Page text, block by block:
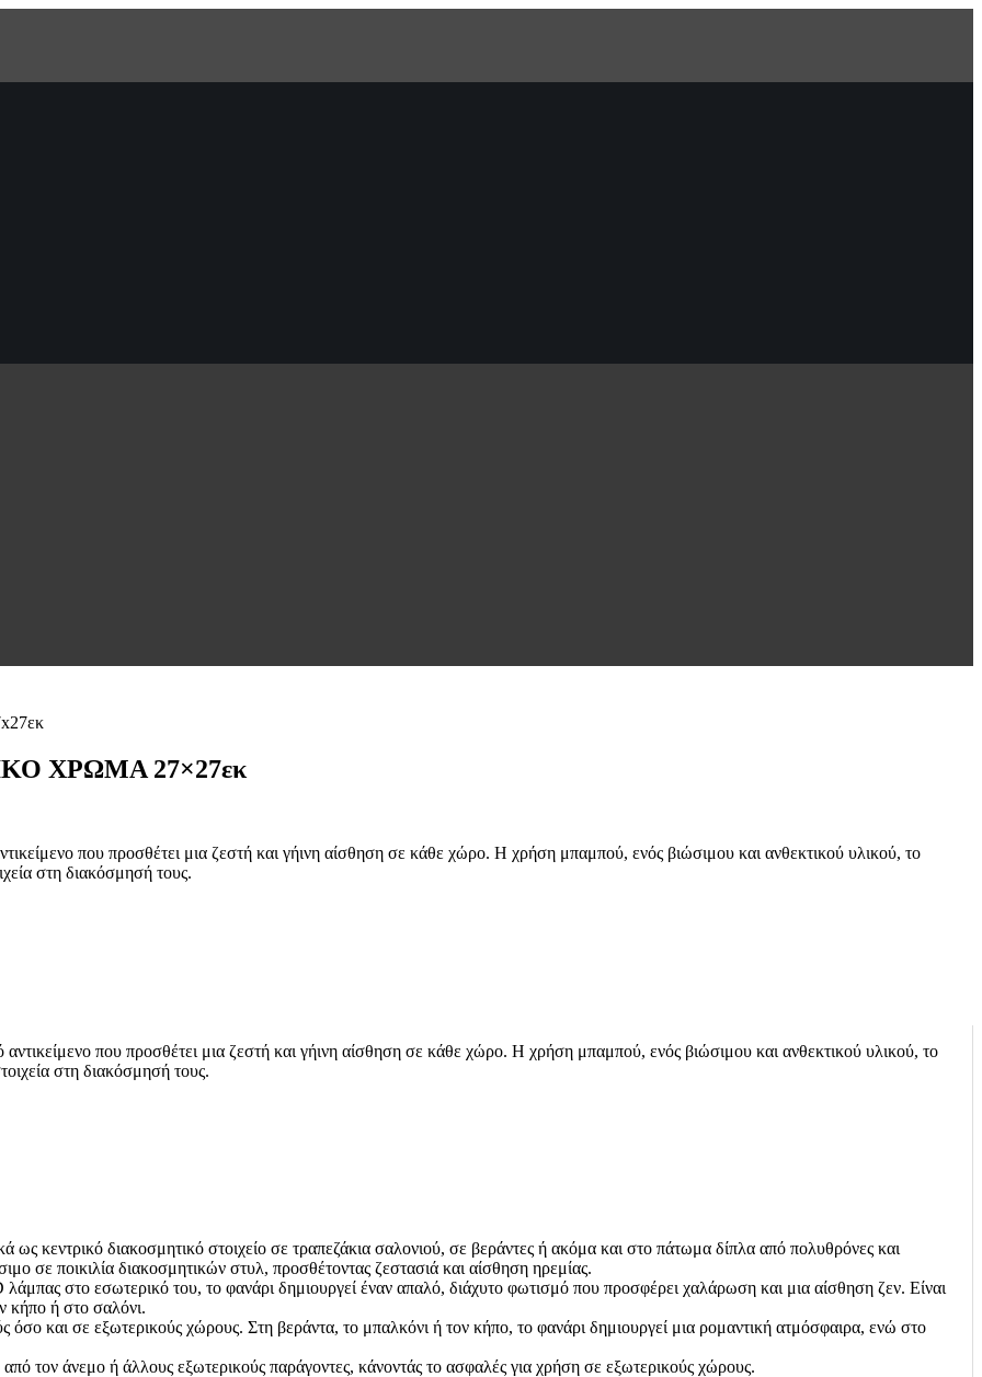
ΧΡΩΜΑ 27×27εκ
που προσθέτει μια ζεστή και γήινη αίσθηση σε κάθε χώρο. Η χρήση μπαμπού, ενός βιώσιμου και ανθεκτικού υλικού, το
στη διακόσμησή τους.
που προσθέτει μια ζεστή και γήινη αίσθηση σε κάθε χώρο. Η χρήση μπαμπού, ενός βιώσιμου και ανθεκτικού υλικού, το
στη διακόσμησή τους.
ως κεντρικό διακοσμητικό στοιχείο σε τραπεζάκια σαλονιού, σε βεράντες ή ακόμα και στο πάτωμα δίπλα από πολυθρόνες και
σε ποικιλία διακοσμητικών στυλ, προσθέτοντας ζεστασιά και αίσθηση ηρεμίας.
στο εσωτερικό του, το φανάρι δημιουργεί έναν απαλό, διάχυτο φωτισμό που προσφέρει χαλάρωση και μια αίσθηση ζεν. Είναι
κήπο ή στο σαλόνι.
όσο και σε εξωτερικούς χώρους. Στη βεράντα, το μπαλκόνι ή τον κήπο, το φανάρι δημιουργεί μια ρομαντική ατμόσφαιρα, ενώ στο
τον άνεμο ή άλλους εξωτερικούς παράγοντες, κάνοντάς το ασφαλές για χρήση σε εξωτερικούς χώρους.